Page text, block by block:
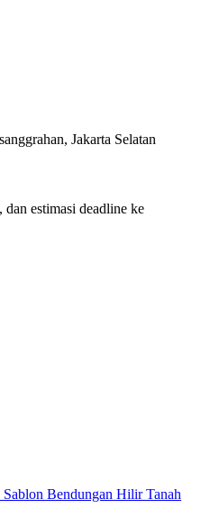
Jakarta Selatan
estimasi deadline ke
Bendungan Hilir Tanah